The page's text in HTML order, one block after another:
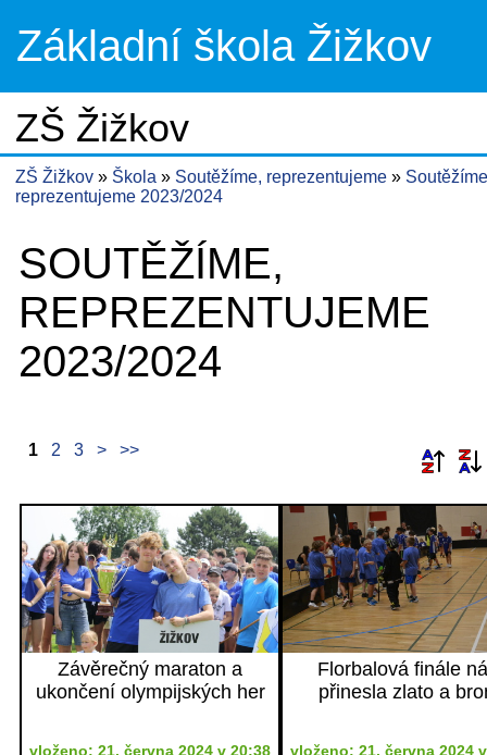
Základní škola Žižkov
ZŠ Žižkov
ZŠ Žižkov Škola Soutěžíme, reprezentujeme
reprezentujeme 2023/2024
SOUTĚŽÍME,
REPREZENTUJEME
2023/2024
1 2 3 > >>
Závěrečný maraton a
ukončení olympijských her
vloženo: 21. června 2024 v 20:38
Florbalová finále
přinesla zlato a
vloženo: 21. června 2024